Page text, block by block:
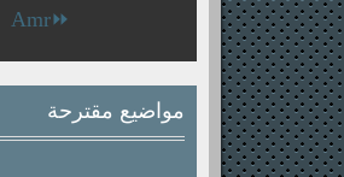
⏩Amr
مواضيع مقترحة